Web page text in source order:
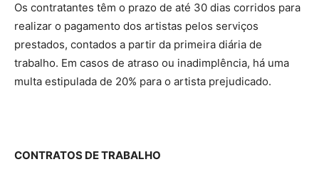
Os contratantes têm o prazo de até 30 dias corridos para
realizar o pagamento dos artistas pelos serviços
prestados, contados a partir da primeira diária de
trabalho. Em casos de atraso ou inadimplência, há uma
multa estipulada de 20% para o artista prejudicado.
CONTRATOS DE TRABALHO